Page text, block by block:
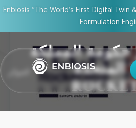
Enbiosis “The World’s First Digital Twin
Formulation
حكومة المملكة
المتحدة TECH